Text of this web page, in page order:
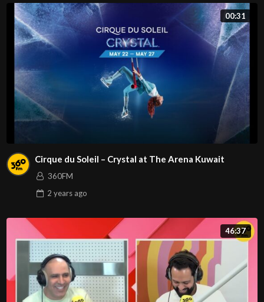
00:31
Cirque du Soleil – Crystal at The Arena Kuwait
360FM
2 yearsago
46:37